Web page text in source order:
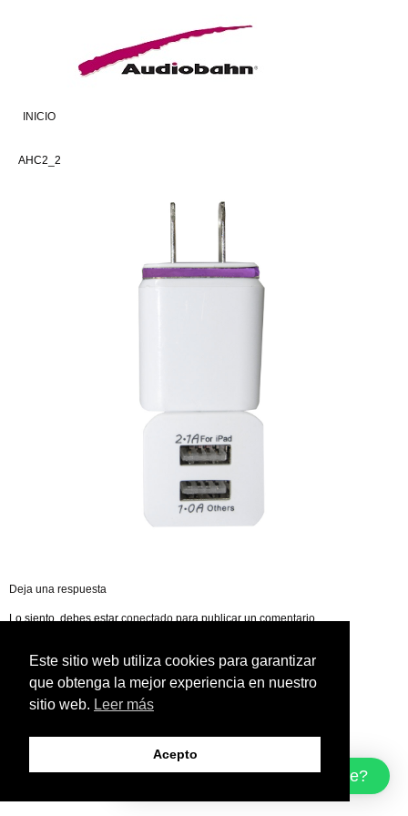
INICIO
AHC2_2
Deja una respuesta
Lo siento, debes estarconectadopara publicar un comentario.
¿Cómo podemos ayudarte?
Este sitio web utiliza cookies para garantizar
que obtenga la mejor experiencia en nuestro
sitio web. Leer más
Acepto